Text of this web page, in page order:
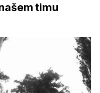
timu